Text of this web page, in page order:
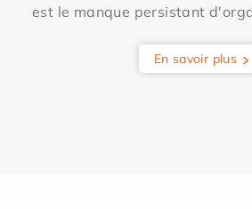
est le manque persistant
En savoir plus